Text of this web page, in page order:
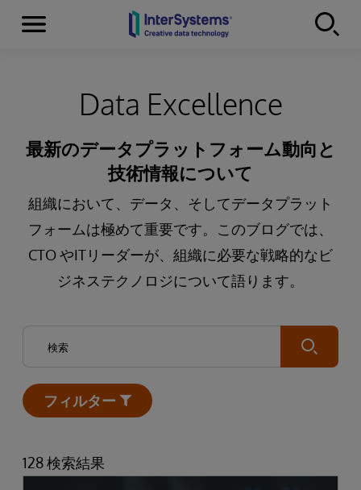
Skip to content
Menu
Data Excellence
最新のデータプラットフォーム動向と
技術情報について
組織において、データ、そしてデータプラット
フォームは極めて重要です。このブログでは、
CTO やITリーダーが、組織に必要な戦略的なビ
ジネステクノロジについて語ります。
Submit
Open
フィルター
128 検索結果